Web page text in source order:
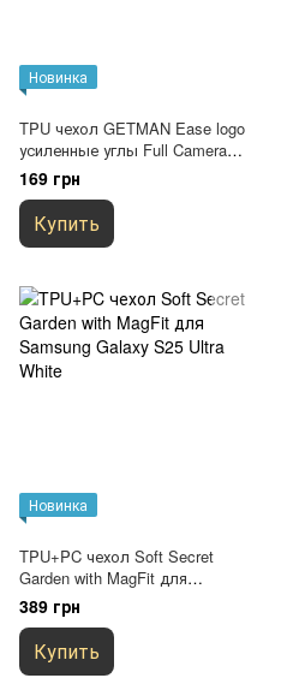
Новинка
TPU чехол GETMAN Ease logo
усиленные углы Full Camera
для Samsung Galaxy S25 Ultra
Бесцветный (прозрачный)
169 грн
Купить
Новинка
TPU+PC чехол Soft Secret
Garden with MagFit для
Samsung Galaxy S25 Ultra
White
389 грн
Купить